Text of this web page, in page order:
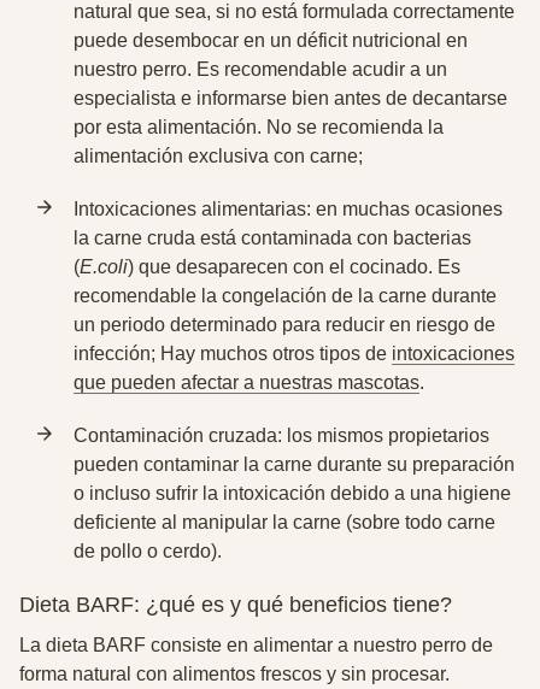
natural que sea, si no está formulada correctamente
puede desembocar en un déficit nutricional en
nuestro perro. Es recomendable acudir a un
especialista e informarse bien antes de decantarse
por esta alimentación. No se recomienda la
alimentación exclusiva con carne;
Intoxicaciones alimentarias: en muchas ocasiones
la carne cruda está contaminada con bacterias
(E.coli) que desaparecen con el cocinado. Es
recomendable la congelación de la carne durante
un periodo determinado para reducir en riesgo de
infección; Hay muchos otros tipos de intoxicaciones
que pueden afectar a nuestras mascotas.
Contaminación cruzada: los mismos propietarios
pueden contaminar la carne durante su preparación
o incluso sufrir la intoxicación debido a una higiene
deficiente al manipular la carne (sobre todo carne
de pollo o cerdo).
Dieta BARF: ¿qué es y qué beneficios tiene?
La dieta BARF consiste en alimentar a nuestro perro de
forma natural con alimentos frescos y sin procesar.